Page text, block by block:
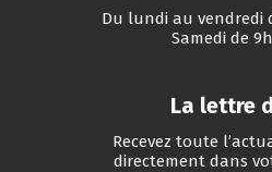
Du lundi au vendredi
Samedi de
La lettre
Recevez toute
directement dans